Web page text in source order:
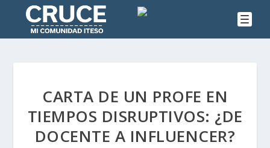
CARTA DE UN PROFE EN
TIEMPOS DISRUPTIVOS: ¿DE
DOCENTE A INFLUENCER?